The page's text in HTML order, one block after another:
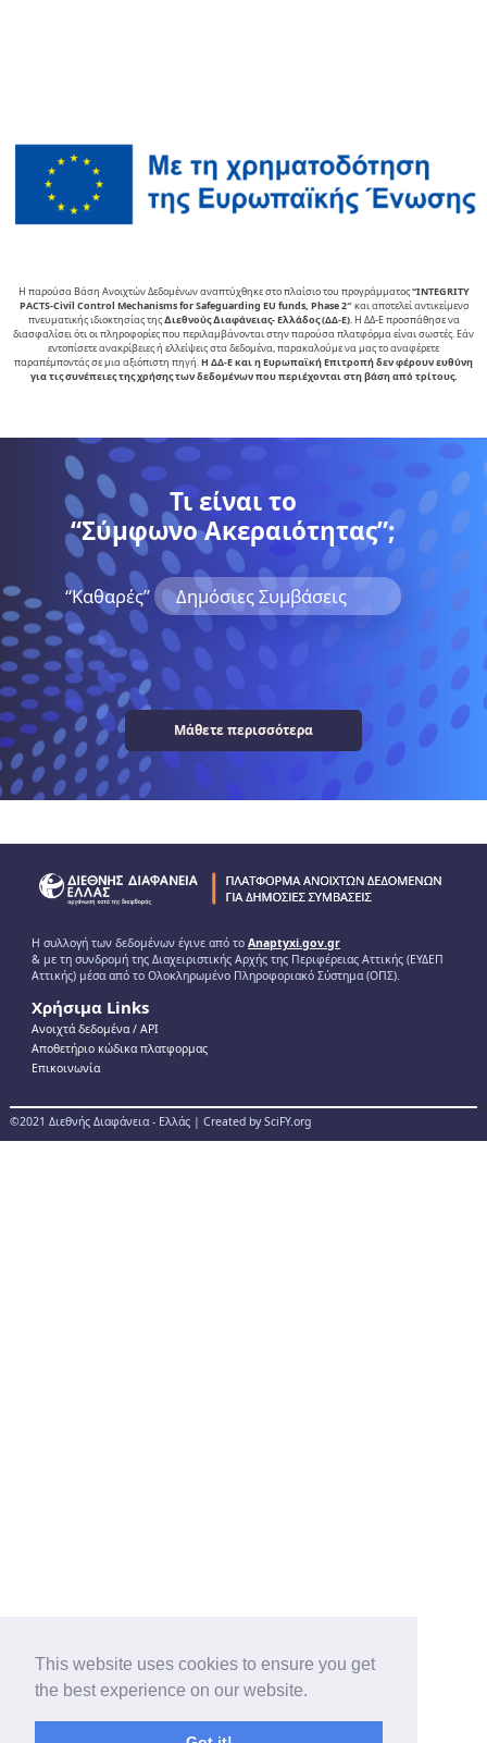
This website uses cookies to ensure you get
the best experience on our website.
Η παρούσα Βάση Ανοιχτών Δεδομένων αναπτύχθηκε στο πλαίσιο του προγράμματος“INTEGRITY
PACTS-Civil Control Mechanisms for Safeguarding EU funds, Phase 2″και αποτελεί αντικείµενο
πνευµατικής ιδιοκτησίας της∆ιεθνούς ∆ιαφάνειας- Ελλάδος (ΔΔ-Ε). Η ΔΔ-Ε προσπάθησε να
διασφαλίσει ότι οι πληροφορίες που περιλαμβάνονται στην παρούσα πλατφόρμα είναι σωστές. Εάν
εντοπίσετε ανακρίβειες ή ελλείψεις στα δεδομένα, παρακαλούμε να μας το αναφέρετε
παραπέμποντάς σε μια αξιόπιστη πηγή.Η ΔΔ-Ε και η Ευρωπαϊκή Επιτροπή δεν φέρουν ευθύνη
για τις συνέπειες της χρήσης των δεδομένων που περιέχονται στη βάση από τρίτους.
Τι είναι το
“Σύμφωνο Ακεραιότητας”;
“Kαθαρές” Δημόσιες Συμβάσεις
Μάθετε περισσότερα
Η συλλογή των δεδομένων έγινε από το Anaptyxi.gov.gr
& με τη συνδρομή της Διαχειριστικής Αρχής της Περιφέρειας Αττικής (ΕΥΔΕΠ
Αττικής) μέσα από το Ολοκληρωμένο Πληροφοριακό Σύστημα (ΟΠΣ).
Χρήσιμα Links
Ανοιχτά δεδομένα / ΑPI
Αποθετήριο κώδικα πλατφορμας
Επικοινωνία
©2021 Διεθνής Διαφάνεια - Ελλάς | Created by SciFY.org